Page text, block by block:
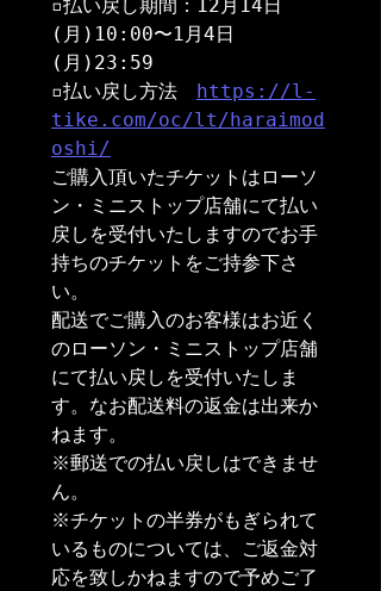
▫️払い戻し期間：12月14日
(月)10:00〜1月4日
(月)23:59
▫️払い戻し方法 https://l-
tike.com/oc/lt/haraimod
oshi/
ご購入頂いたチケットはローソ
ン・ミニストップ店舗にて払い
戻しを受付いたしますのでお手
持ちのチケットをご持参下さ
い。
配送でご購入のお客様はお近く
のローソン・ミニストップ店舗
にて払い戻しを受付いたしま
す。なお配送料の返金は出来か
ねます。
※郵送での払い戻しはできませ
ん。
※チケットの半券がもぎられて
いるものについては、ご返金対
応を致しかねますので予めご了